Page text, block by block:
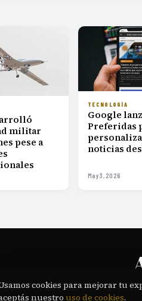
militar
pese a
TECNOLOGÍA
Google
Preferidas
noticias
May 3, 2026
CONTACTO ·
cookies para mejorar tu
nuestro uso de cookies.